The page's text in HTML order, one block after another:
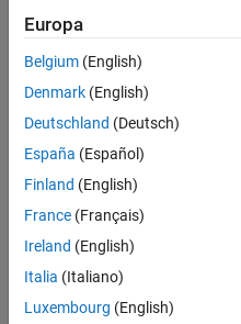
Ihren
Suchkriterien
entsprechen.
können
die
Suchkriterien
weiter
fassen
oder
alle
Stellenangebote
anzeigen .
Europa
Belgium (English)
Denmark (English)
Deutschland (Deutsch)
España (Español)
Finland (English)
France (Français)
Ireland (English)
Italia (Italiano)
Luxembourg (English)